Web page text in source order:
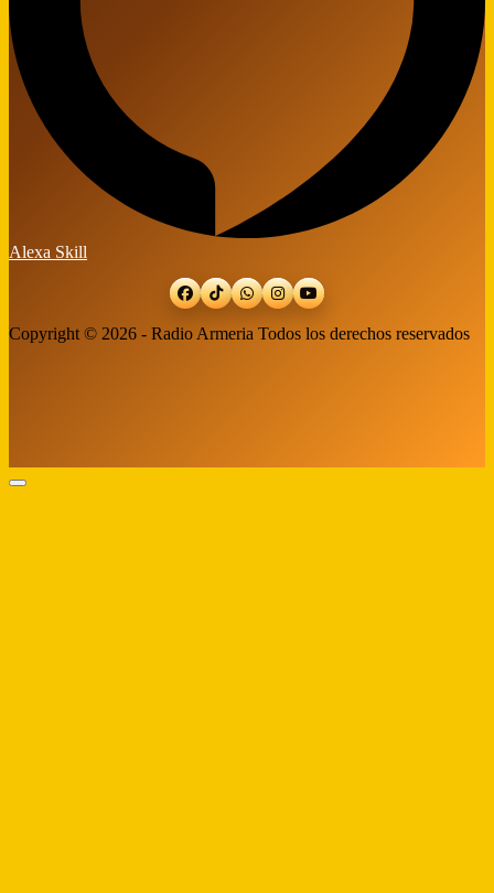
Alexa Skill
Copyright © 2026 - Radio Armeria Todos los derechos reservados